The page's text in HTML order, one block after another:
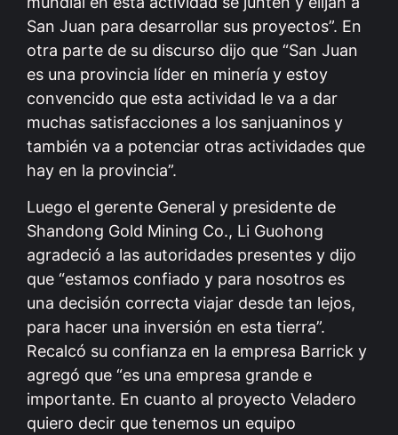
San Juan para desarrollar sus proyectos”. En
otra parte de su discurso dijo que “San Juan
es una provincia líder en minería y estoy
convencido que esta actividad le va a dar
muchas satisfacciones a los sanjuaninos y
también va a potenciar otras actividades que
hay en la provincia”.
Luego el gerente General y presidente de
Shandong Gold Mining Co., Li Guohong
agradeció a las autoridades presentes y dijo
que “estamos confiado y para nosotros es
una decisión correcta viajar desde tan lejos,
para hacer una inversión en esta tierra”.
Recalcó su confianza en la empresa Barrick y
agregó que “es una empresa grande e
importante. En cuanto al proyecto Veladero
quiero decir que tenemos un equipo